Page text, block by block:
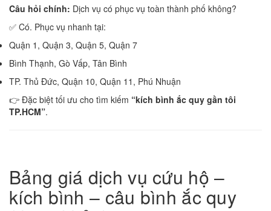
Câu hỏi chính: Dịch vụ có phục vụ toàn thành phố không?
✅ Có. Phục vụ nhanh tại:
Quận 1, Quận 3, Quận 5, Quận 7
Bình Thạnh, Gò Vấp, Tân Bình
TP. Thủ Đức, Quận 10, Quận 11, Phú Nhuận
👉 Đặc biệt tối ưu cho tìm kiếm “kích bình ắc quy gần tôi
TP.HCM”.
Bảng giá dịch vụ cứu hộ –
kích bình – câu bình ắc quy